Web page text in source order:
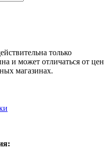
только
и может отличаться от цен
магазинах.